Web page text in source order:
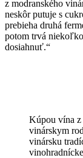
z modranského
neskôr putuje s
prebieha druhá
potom trvá
dosiahnuť.“
Kúpou vína z
vinárskym
vinársku